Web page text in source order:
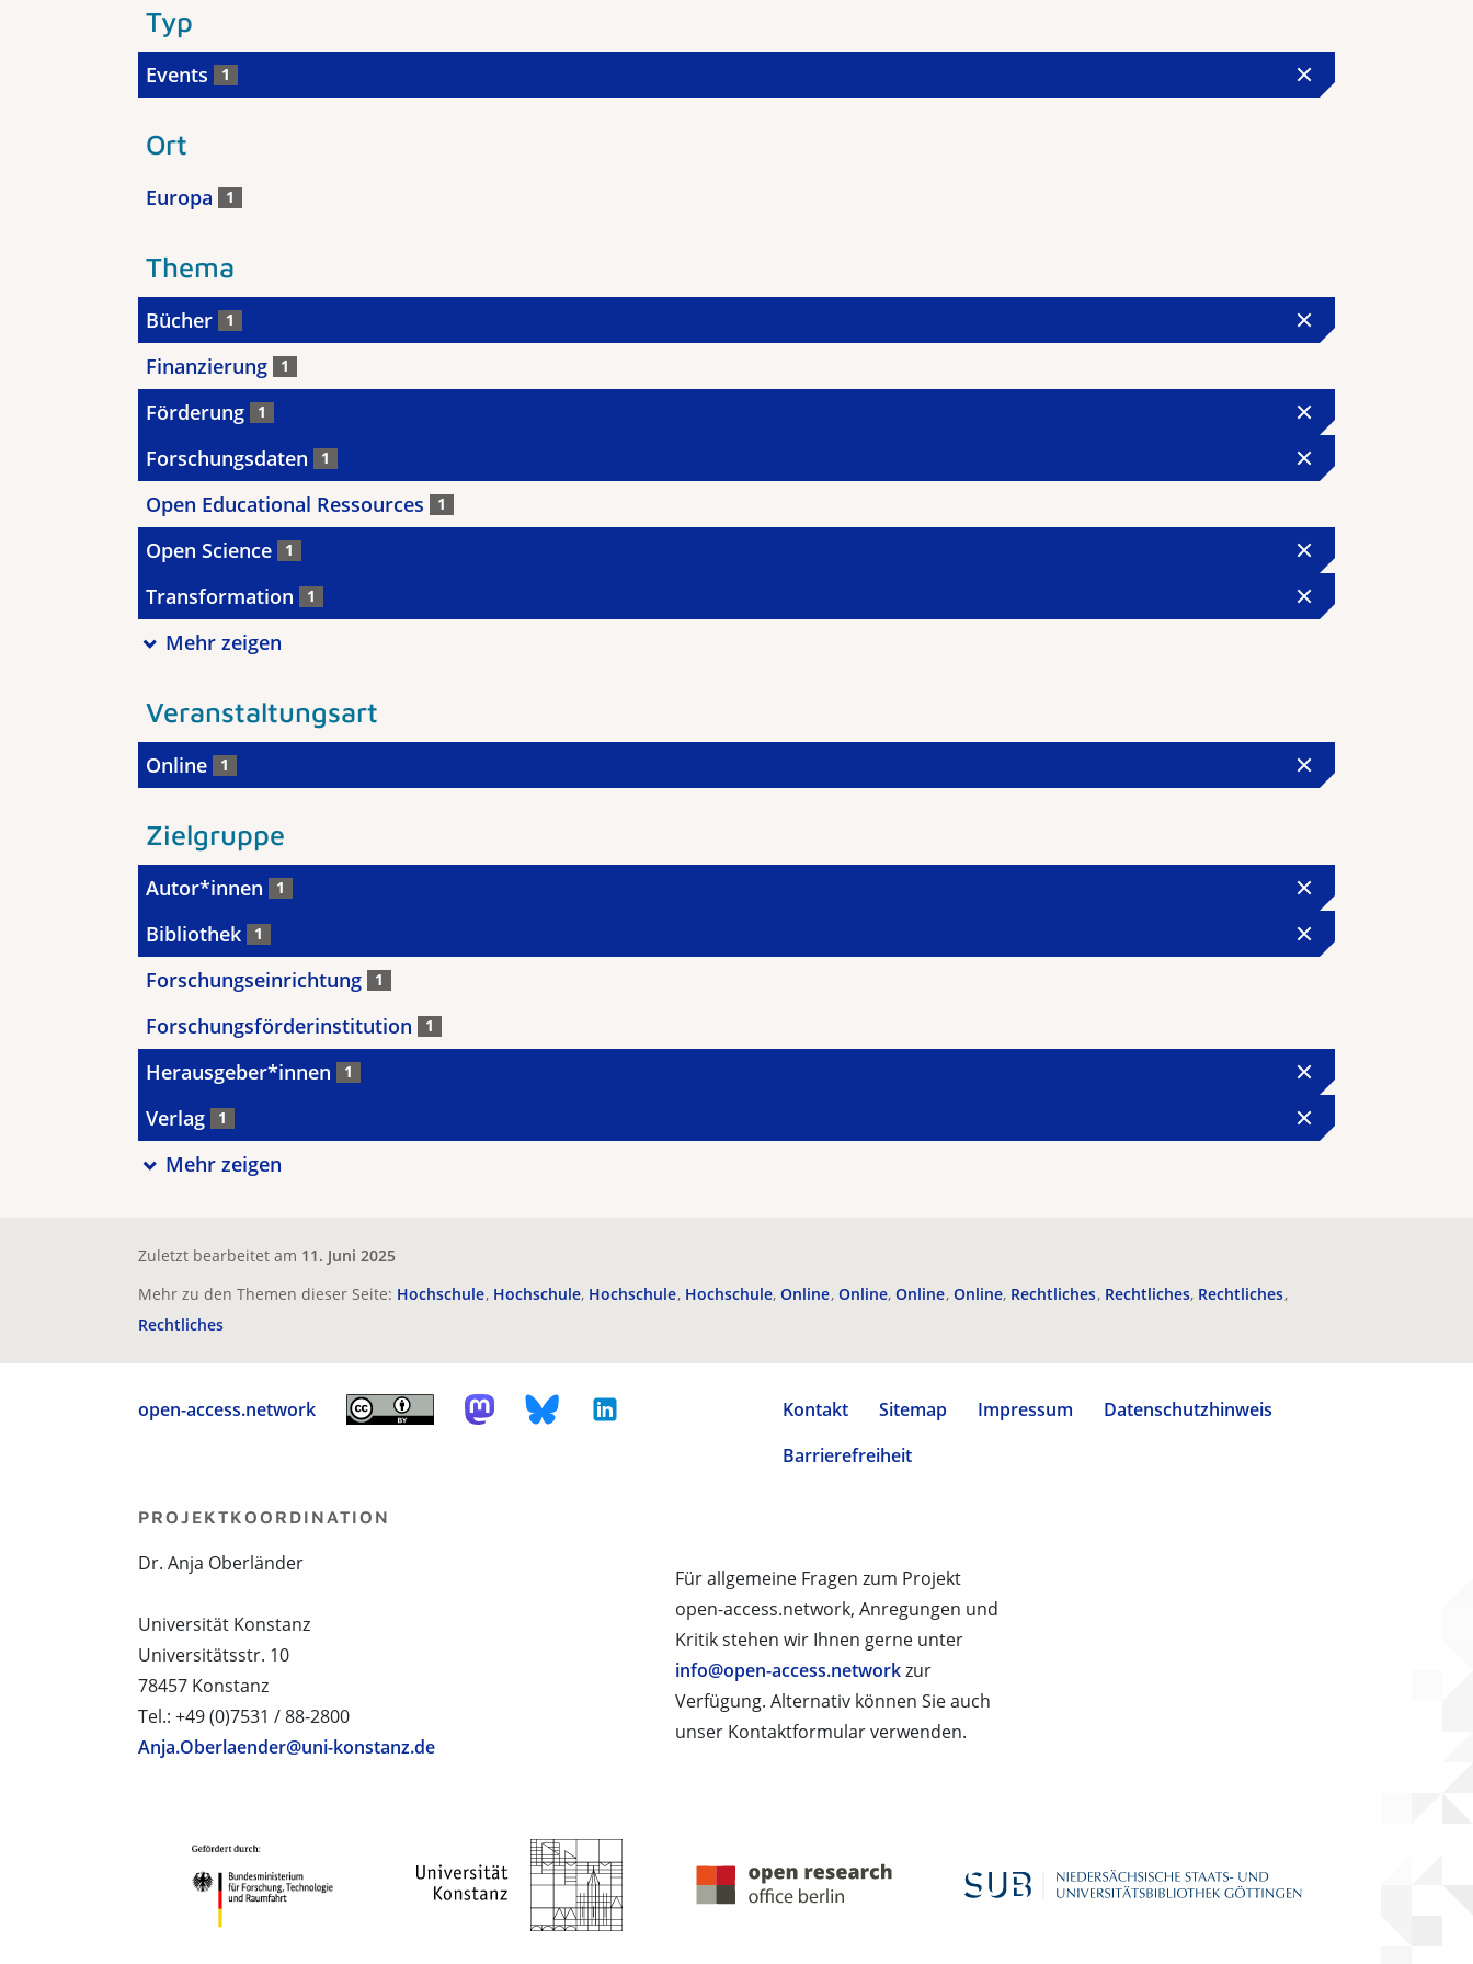
Typ
Events 1
Ort
Europa 1
Thema
Bücher 1
Finanzierung 1
Förderung 1
Forschungsdaten 1
Open Educational Ressources 1
Open Science 1
Transformation 1
Mehr zeigen
Veranstaltungsart
Online 1
Zielgruppe
Autor*innen 1
Bibliothek 1
Forschungseinrichtung 1
Forschungsförderinstitution 1
Herausgeber*innen 1
Verlag 1
Mehr zeigen
Zuletzt bearbeitet am 11. Juni 2025
Mehr zu den Themen dieser Seite: Hochschule Hochschule Hochschule Hochschule Online Online Online Online Rechtliches Rechtliches Rechtliches
Rechtliches
open-access.network Kontakt Sitemap Impressum
Datenschutzhinweis
Barrierefreiheit
Für allgemeine Fragen zum Projekt
open-access.network, Anregungen und
Kritik stehen wir Ihnen gerne unter
info@open-access.networkzur
Verfügung. Alternativ können Sie auch
unser Kontaktformular verwenden.
PROJEKTKOORDINATION
Dr. Anja Oberländer
Universität Konstanz
Universitätsstr. 10
78457 Konstanz
Tel.: +49 (0)7531 / 88-2800
Anja.Oberlaender@uni-konstanz.de